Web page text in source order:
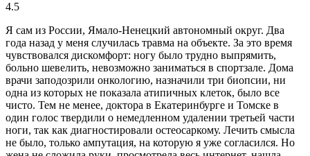
4.5
Я сам из России, Ямало-Ненецкий автономный округ. Два
года назад у меня случилась травма на объекте. За это время
чувствовался дискомфорт: ногу было трудно выпрямить,
больно шевелить, невозможно заниматься в спортзале. Дома
врачи заподозрили онкологию, назначили три биопсии, ни
одна из которых не показала атипичных клеток, было все
чисто. Тем не менее, доктора в Екатеринбурге и Томске в
один голос твердили о немедленном удалении третьей части
ноги, так как диагностировали остеосаркому. Лечить смысла
не было, только ампутация, на которую я уже согласился. Но